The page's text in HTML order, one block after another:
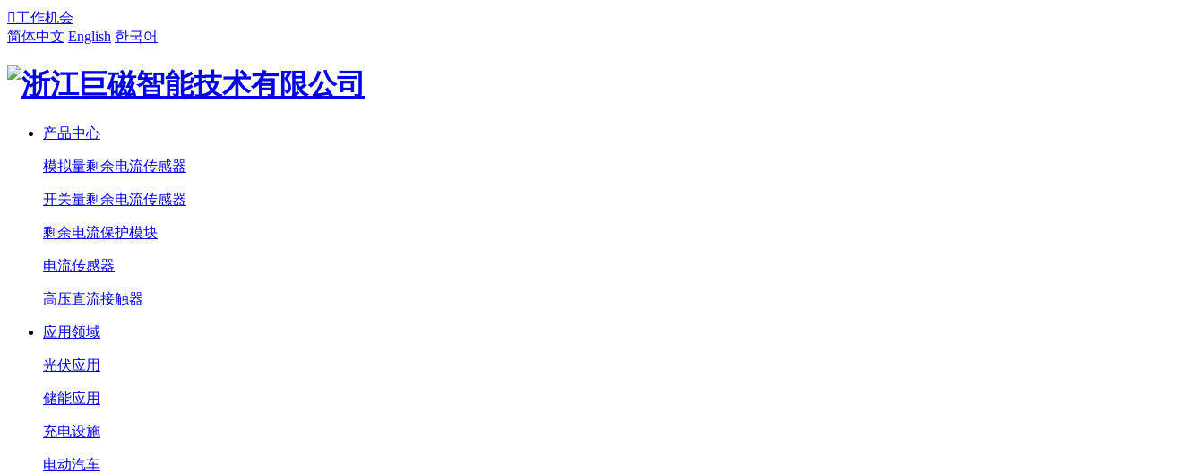
工作机会
简体中文 English 한국어
产品中心
模拟量剩余电流传感器
开关量剩余电流传感器
剩余电流保护模块
电流传感器
高压直流接触器
应用领域
光伏应用
储能应用
充电设施
电动汽车